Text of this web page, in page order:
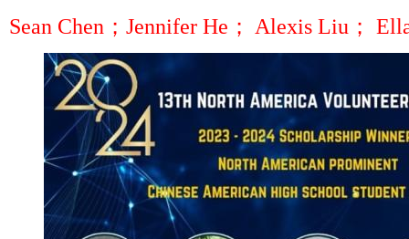
Sean Chen ； Jennifer He ； Alexis Liu ；